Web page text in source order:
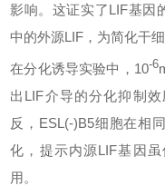
影响。这证实了LIF基因
中的外源LIF，为简化干
在分化诱导实验中，10-6
出LIF介导的分化抑制
反，ESL(-)B5细胞在相
化，提示内源LIF基因
用。